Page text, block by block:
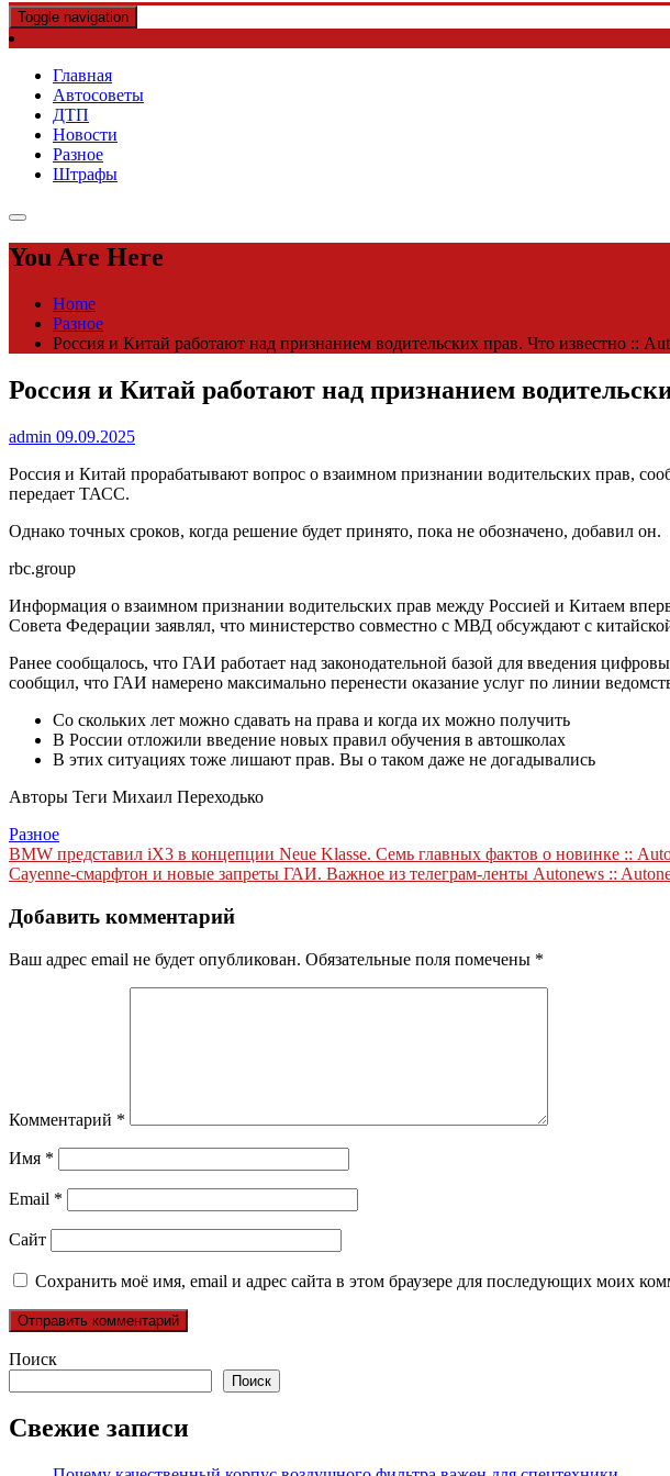
Toggle navigation
Главная
Автосоветы
ДТП
Новости
Разное
Штрафы
You Are Here
Home
Разное
Россия и Китай работают над признанием водительских прав. Что известно ::
Россия и Китай работают над признанием
admin 09.09.2025
Россия и Китай прорабатывают вопрос о взаимном признании водительских прав,
передает ТАСС.
Однако точных сроков, когда решение будет принято, пока не обозначено, добавил он.
rbc.group
Информация о взаимном признании водительских прав между Россией и Китаем
Совета Федерации заявлял, что министерство совместно с МВД обсуждают с
Ранее сообщалось, что ГАИ работает над законодательной базой для введения
сообщил, что ГАИ намерено максимально перенести оказание услуг по линии
Со скольких лет можно сдавать на права и когда их можно получить
В России отложили введение новых правил обучения в автошколах
В этих ситуациях тоже лишают прав. Вы о таком даже не догадывались
Авторы Теги Михаил Переходько
Разное
Навигация
по
записям
BMW представил iX3 в концепции Neue Klasse. Семь главных фактов о новинке ::
Cayenne-смарфтон и новые запреты ГАИ. Важное из телеграм-ленты Autonews ::
Добавить комментарий
Ваш адрес email не будет опубликован. Обязательные поля помечены *
Комментарий *
Имя *
Email *
Сайт
Сохранить моё имя, email и адрес сайта в этом браузере для последующих моих
Поиск
Поиск
Свежие записи